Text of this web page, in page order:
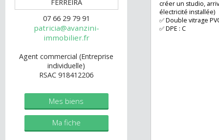
PatriciaFERREIRA
07 66 29 79 91
patricia@avanzini-
immobilier.fr
Agent commercial (Entreprise
individuelle)
RSAC 918412206
Atouts :
✅ Écoles dans
✅ Chauffage
✅ Garage de 25